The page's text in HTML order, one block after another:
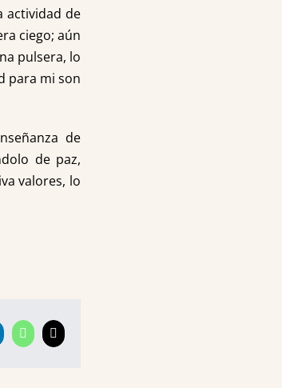
actividad de
ciego; aún
pulsera, lo
para mi son
de
de paz,
valores, lo
WhatsApp
Correo
electrónico